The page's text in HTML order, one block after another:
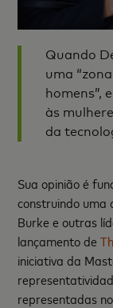
Quando
uma
homens”,
às
da
Sua opinião é
construindo uma
Burke e outras
lançamento de
iniciativa da
representadas